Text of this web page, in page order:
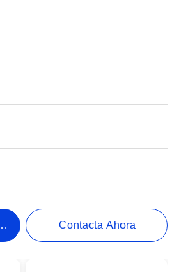
Contacta Ahora